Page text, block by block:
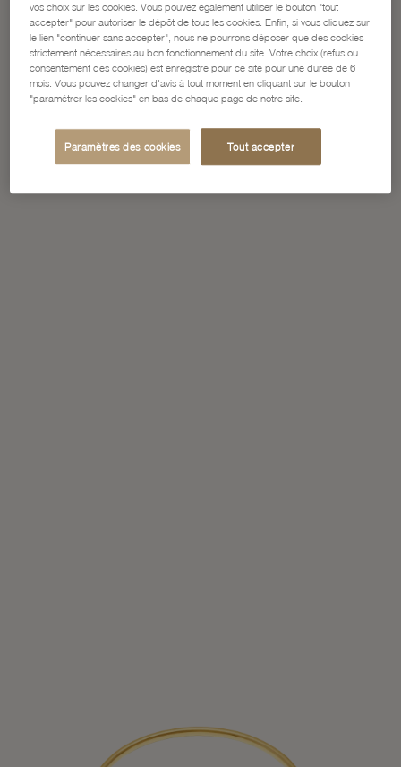
vos choix sur les cookies. Vous pouvez également utiliser le bouton "tout
accepter" pour autoriser le dépôt de tous les cookies. Enfin, si vous cliquez sur
le lien "continuer sans accepter", nous ne pourrons déposer que des cookies
strictement nécessaires au bon fonctionnement du site. Votre choix (refus ou
consentement des cookies) est enregistré pour ce site pour une durée de 6
mois. Vous pouvez changer d'avis à tout moment en cliquant sur le bouton
"paramétrer les cookies" en bas de chaque page de notre site.
Paramètres des cookies Tout accepter